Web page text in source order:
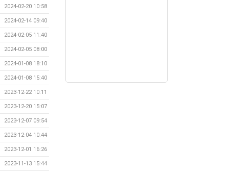
2024-02-20 10:58
2024-02-14 09:40
2024-02-05 11:40
2024-02-05 08:00
2024-01-08 18:10
2024-01-08 15:40
2023-12-22 10:11
2023-12-20 15:07
2023-12-07 09:54
2023-12-04 10:44
2023-12-01 16:26
2023-11-13 15:44